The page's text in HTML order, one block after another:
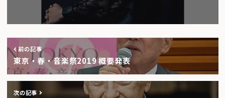
前の記事
東京・春・音楽祭2019 概要発表
次の記事